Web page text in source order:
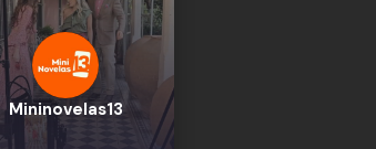
Mininovelas13